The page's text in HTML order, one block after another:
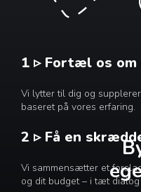
1 ▹ Fortæl os om
Vi lytter til dig og
baseret på vores erfaring.
2 ▹ Få en
Vi sammensætter et
og dit budget – i tæt